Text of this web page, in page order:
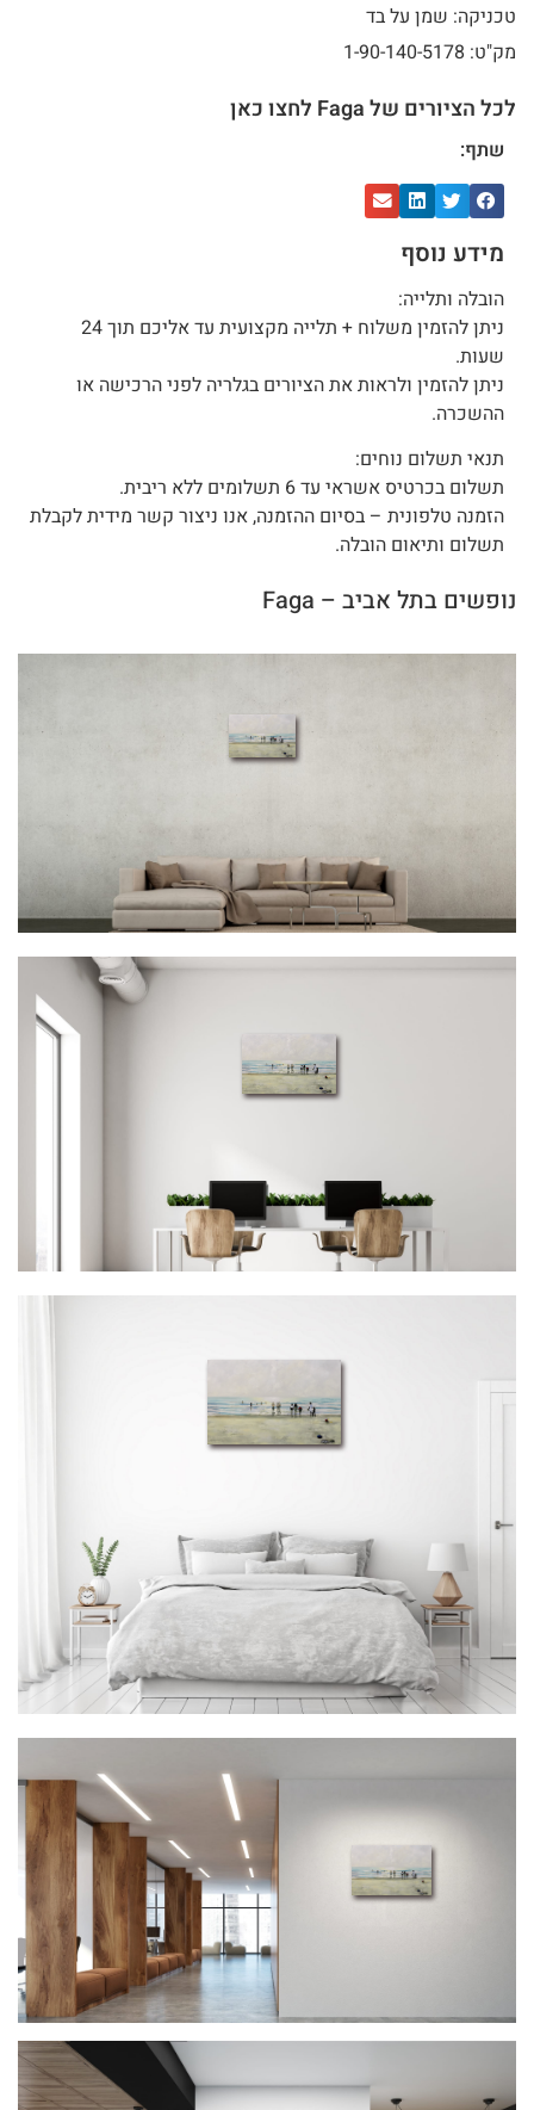
טכניקה: שמן על בד
מק"ט: 1-90-140-5178
לכל הציורים של Faga לחצו כאן
שתף:
מידע נוסף
הובלה ותלייה:
ניתן להזמין משלוח + תלייה מקצועית עד אליכם תוך 24
שעות.
ניתן להזמין ולראות את הציורים בגלריה לפני הרכישה או
ההשכרה.
תנאי תשלום נוחים:
תשלום בכרטיס אשראי עד 6 תשלומים ללא ריבית.
הזמנה טלפונית – בסיום ההזמנה, אנו ניצור קשר מידית לקבלת
תשלום ותיאום הובלה.
נופשים בתל אביב – Faga